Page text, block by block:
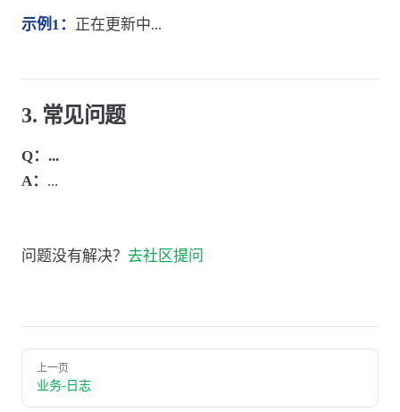
示例1： 正在更新中...
3. 常见问题
Q：...
A： ...
问题没有解决？ 去社区提问
上一页
业务-日志